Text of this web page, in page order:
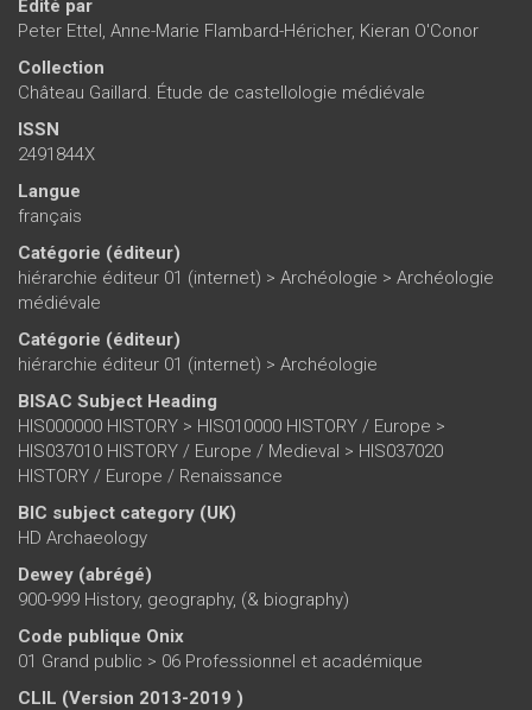
Édité par
Peter Ettel, Anne-Marie Flambard-Héricher, Kieran O'Conor
Collection
Château Gaillard. Étude de castellologie médiévale
ISSN
2491844X
Langue
français
Catégorie (éditeur)
hiérarchie éditeur 01 (internet) > Archéologie > Archéologie
médiévale
Catégorie (éditeur)
hiérarchie éditeur 01 (internet) > Archéologie
BISAC Subject Heading
HIS000000 HISTORY > HIS010000 HISTORY / Europe >
HIS037010 HISTORY / Europe / Medieval > HIS037020
HISTORY / Europe / Renaissance
BIC subject category (UK)
HD Archaeology
Dewey (abrégé)
900-999 History, geography, (& biography)
Code publique Onix
01 Grand public > 06 Professionnel et académique
CLIL (Version 2013-2019 )